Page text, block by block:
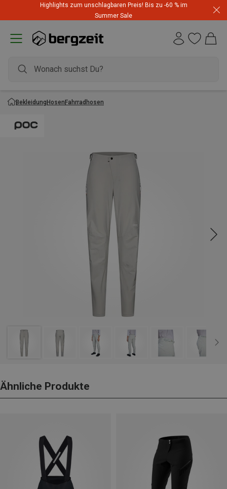
Highlights zum unschlagbaren Preis! Bis zu -60 % im
Summer Sale
BekleidungHosenFahrradhosen
Ähnliche Produkte